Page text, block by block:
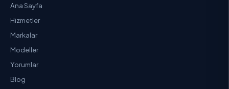
Ana Sayfa
Hizmetler
Markalar
Modeller
Yorumlar
Blog